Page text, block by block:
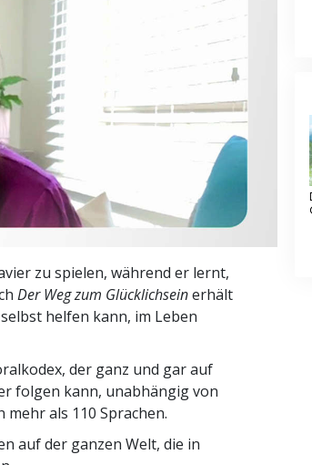
Antworten
Kinder
Werkzeuge
Ethik und die
Die Ursache
Ermittlungen
Grundlagen
zu spielen, während er lernt,
Der Weg zum Glücklichseinerhält
helfen kann, im Leben
der ganz und gar auf
folgen kann, unabhängig von
als 110 Sprachen.
auf der ganzen Welt, die in